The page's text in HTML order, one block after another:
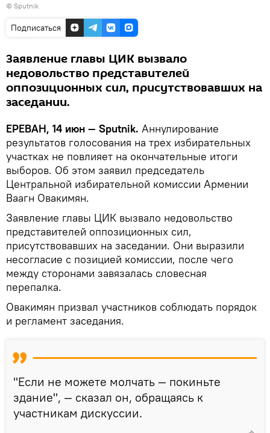
© Sputnik
Подписаться
Заявление главы ЦИК вызвало
недовольство представителей
оппозиционных сил, присутствовавших на
заседании.
ЕРЕВАН, 14 июн — Sputnik. Аннулирование
результатов голосования на трех избирательных
участках не повлияет на окончательные итоги
выборов. Об этом заявил председатель
Центральной избирательной комиссии Армении
Ваагн Овакимян.
Заявление главы ЦИК вызвало недовольство
представителей оппозиционных сил,
присутствовавших на заседании. Они выразили
несогласие с позицией комиссии, после чего
между сторонами завязалась словесная
перепалка.
Овакимян призвал участников соблюдать порядок
и регламент заседания.
"Если не можете молчать — покиньте
здание", — сказал он, обращаясь к
участникам дискуссии.